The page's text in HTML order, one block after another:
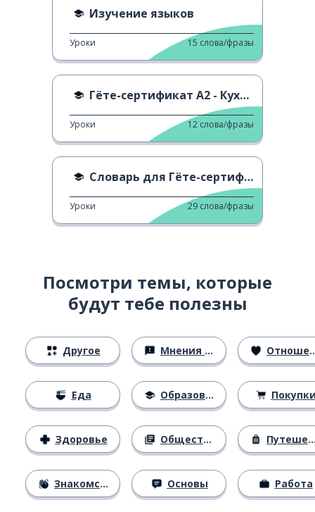
Изучение языков
Уроки 15 слова/фразы
Гёте-сертификат A2 - Кухня и готовка
Уроки 12 слова/фразы
Словарь для Гёте-сертификата A1 - H
Уроки 29 слова/фразы
Посмотри темы, которые
будут тебе полезны
Другое
Еда
Здоровье
Знакомство
Мнения и убеждения
Образование
Общество
Основы
Отношения
Путешествия
Работа